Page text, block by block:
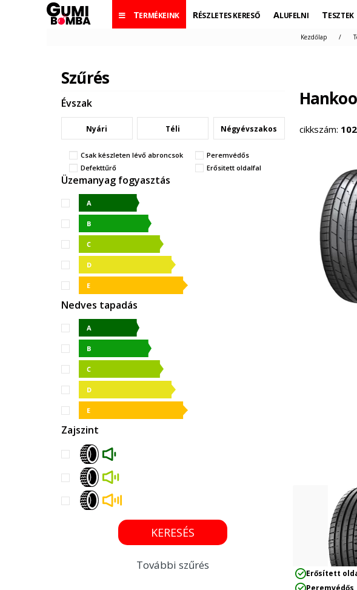
TERMÉKEINK RÉSZLETES KERESŐ ALUFELNI TESZTEK
Szűrés
Évszak
Nyári Téli Négyévszakos
Csak készleten lévő abroncsok
Peremvédős
Defekttűrő
Erősitett oldalfal
Üzemanyag fogyasztás
Nedves tapadás
Zajszint
KERESÉS
További szűrés
Kezdőlap
cikkszám:
Erősített
Peremvédős